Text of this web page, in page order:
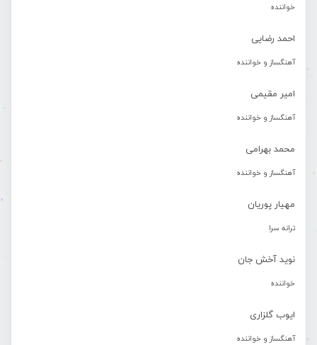
خواننده
احمد رضایی
آهنگساز و خواننده
امیر مقیمی
آهنگساز و خواننده
محمد بهرامی
آهنگساز و خواننده
مهیار پوریان
ترانه سرا
نوید آخش جان
خواننده
ایوب گلزاری
آهنگساز و خواننده